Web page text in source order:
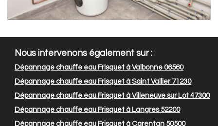
Nous intervenons également sur :
Dépannage chauffe eau Frisquet à Valbonne 06560
Dépannage chauffe eau Frisquet à Saint Vallier 71230
Dépannage chauffe eau Frisquet à Villeneuve sur Lot 47300
Dépannage chauffe eau Frisquet à Langres 52200
Dépannage chauffe eau Frisquet à Carentan 50500